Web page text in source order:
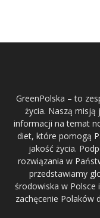
GreenPolska – to
życia. Naszą
informacji na temat
diet, które pomogą
jakość życia.
rozwiązania w
przedstawiamy
środowiska w Polsce
zachęcenie Polaków